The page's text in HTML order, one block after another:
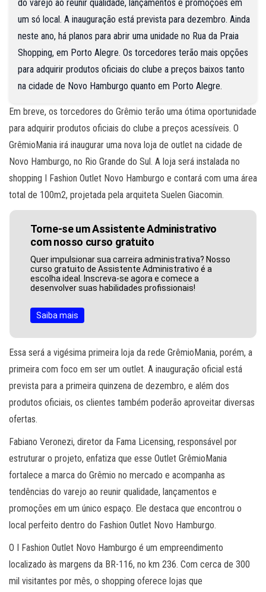
do varejo ao reunir qualidade, lançamentos e promoções em
um só local. A inauguração está prevista para dezembro. Ainda
neste ano, há planos para abrir uma unidade no Rua da Praia
Shopping, em Porto Alegre. Os torcedores terão mais opções
para adquirir produtos oficiais do clube a preços baixos tanto
na cidade de Novo Hamburgo quanto em Porto Alegre.
Em breve, os torcedores do Grêmio terão uma ótima oportunidade
para adquirir produtos oficiais do clube a preços acessíveis. O
GrêmioMania irá inaugurar uma nova loja de outlet na cidade de
Novo Hamburgo, no Rio Grande do Sul. A loja será instalada no
shopping I Fashion Outlet Novo Hamburgo e contará com uma área
total de 100m2, projetada pela arquiteta Suelen Giacomin.
Torne-se um Assistente Administrativo
com nosso curso gratuito
Quer impulsionar sua carreira administrativa? Nosso
curso gratuito de Assistente Administrativo é a
escolha ideal. Inscreva-se agora e comece a
desenvolver suas habilidades profissionais!
Saiba mais
Essa será a vigésima primeira loja da rede GrêmioMania, porém, a
primeira com foco em ser um outlet. A inauguração oficial está
prevista para a primeira quinzena de dezembro, e além dos
produtos oficiais, os clientes também poderão aproveitar diversas
ofertas.
Fabiano Veronezi, diretor da Fama Licensing, responsável por
estruturar o projeto, enfatiza que esse Outlet GrêmioMania
fortalece a marca do Grêmio no mercado e acompanha as
tendências do varejo ao reunir qualidade, lançamentos e
promoções em um único espaço. Ele destaca que encontrou o
local perfeito dentro do Fashion Outlet Novo Hamburgo.
O I Fashion Outlet Novo Hamburgo é um empreendimento
localizado às margens da BR-116, no km 236. Com cerca de 300
mil visitantes por mês, o shopping oferece lojas que